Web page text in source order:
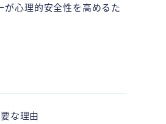
心理的安全性を高めるた
な理由